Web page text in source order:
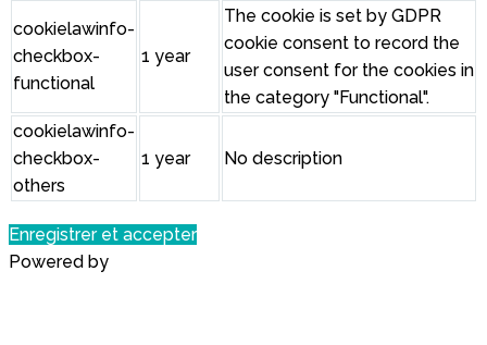
cookielawinfo-
checkbox-
functional
1 year
The cookie is set by GDPR
cookie consent to record the
user consent for the cookies in
the category "Functional".
cookielawinfo-
checkbox-
others
1 year No description
Enregistrer et accepter
Powered by